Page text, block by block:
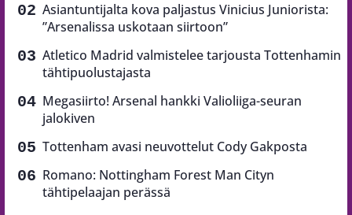
Asiantuntijalta kova paljastus Vinicius Juniorista:
”Arsenalissa uskotaan siirtoon”
Atletico Madrid valmistelee tarjousta Tottenhamin
tähtipuolustajasta
Megasiirto! Arsenal hankki Valioliiga-seuran
jalokiven
Tottenham avasi neuvottelut Cody Gakposta
Romano: Nottingham Forest Man Cityn
tähtipelaajan perässä